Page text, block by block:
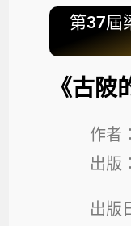
第37屆
《古陂
作者
出版
出版